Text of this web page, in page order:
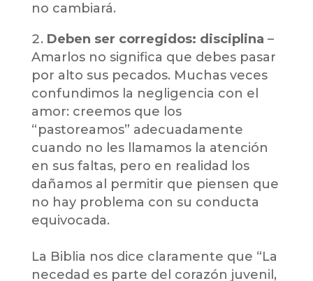
no cambiará.
Deben ser corregidos: disciplina –
Amarlos no significa que debes pasar
por alto sus pecados. Muchas veces
confundimos la negligencia con el
amor: creemos que los
“pastoreamos” adecuadamente
cuando no les llamamos la atención
en sus faltas, pero en realidad los
dañamos al permitir que piensen que
no hay problema con su conducta
equivocada.
La Biblia nos dice claramente que “La
necedad es parte del corazón juvenil,